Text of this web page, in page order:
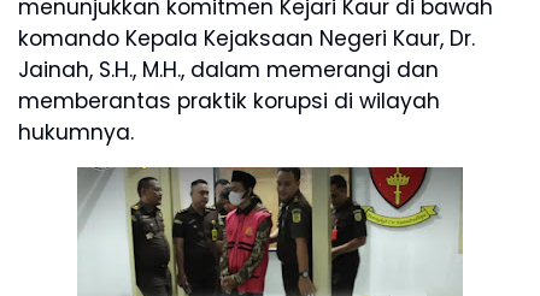
menunjukkan komitmen Kejari Kaur di bawah
komando Kepala Kejaksaan Negeri Kaur, Dr.
Jainah, S.H., M.H., dalam memerangi dan
memberantas praktik korupsi di wilayah
hukumnya.